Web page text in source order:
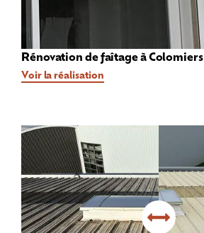
Rénovation de faîtage à Colomiers
Voir la réalisation